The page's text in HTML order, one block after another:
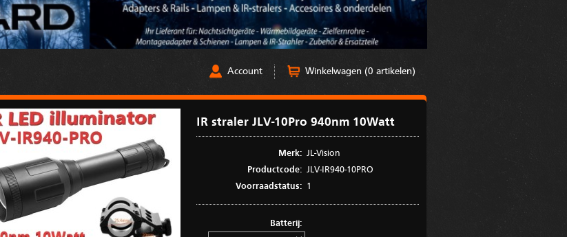
Account Winkelwagen (0 artikelen)
IR straler JLV-10Pro 940nm 10Watt
Merk: JL-Vision
Productcode: JLV-IR940-10PRO
Voorraadstatus:
1
Batterij: